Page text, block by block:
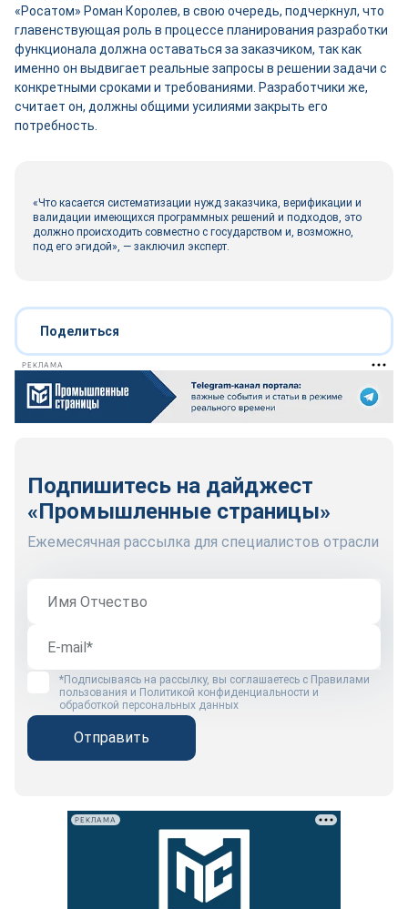
«Росатом» Роман Королев, в свою очередь, подчеркнул, что
главенствующая роль в процессе планирования разработки
функционала должна оставаться за заказчиком, так как
именно он выдвигает реальные запросы в решении задачи с
конкретными сроками и требованиями. Разработчики же,
считает он, должны общими усилиями закрыть его
потребность.
«Что касается систематизации нужд заказчика, верификации и
валидации имеющихся программных решений и подходов, это
должно происходить совместно с государством и, возможно,
под его эгидой», — заключил эксперт.
Поделиться
РЕКЛАМА
Подпишитесь на дайджест
«Промышленные страницы»
Ежемесячная рассылка для специалистов отрасли
*Подписываясь на рассылку, вы соглашаетесь с Правилами
пользования и Политикой конфиденциальности и
обработкой персональных данных
Отправить
РЕКЛАМА